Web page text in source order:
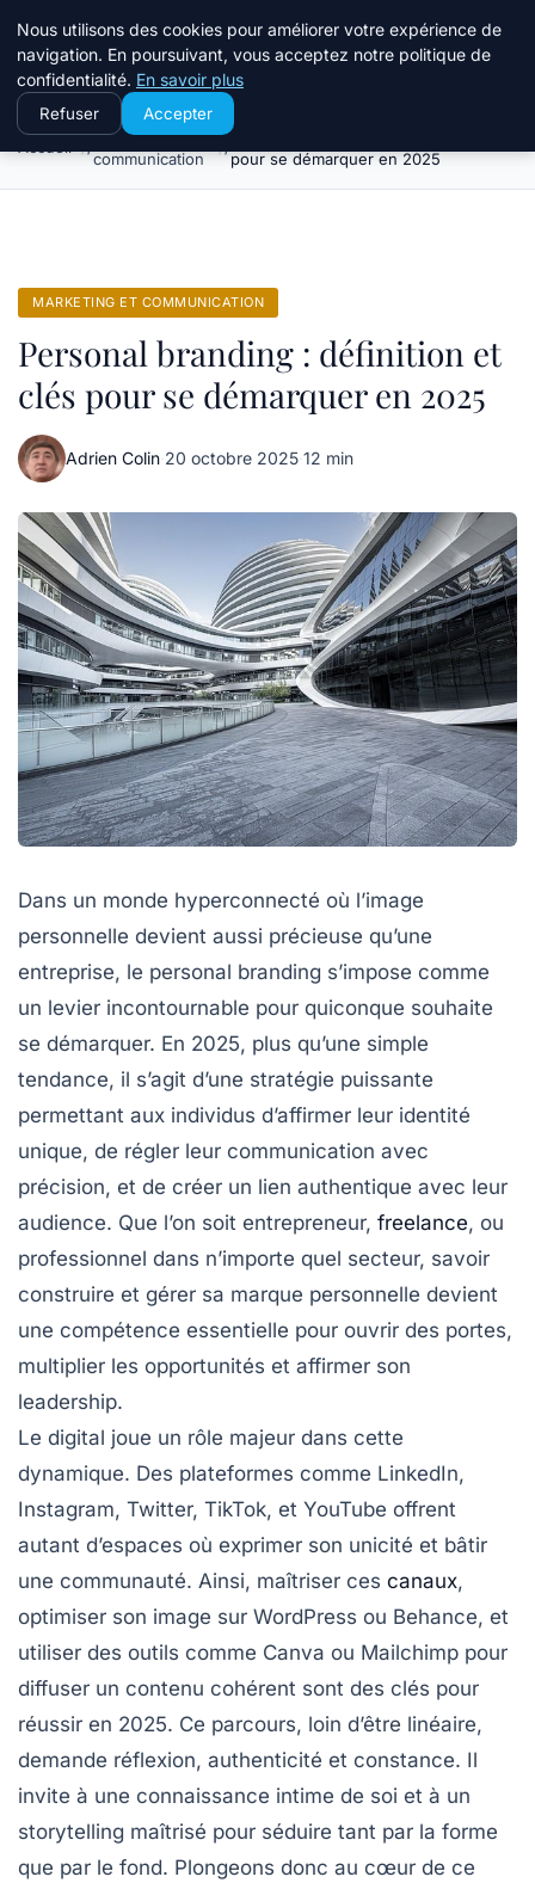
Travail Saisonnier
Marketing et
communication
Personal branding : définition et clés
pour se démarquer en 2025
MARKETING ET COMMUNICATION
Personal branding : définition et
clés pour se démarquer en 2025
Adrien Colin·20 octobre 2025·12 min
Dans un monde hyperconnecté où l’image
personnelle devient aussi précieuse qu’une
entreprise, le personal branding s’impose comme
un levier incontournable pour quiconque souhaite
se démarquer. En 2025, plus qu’une simple
tendance, il s’agit d’une stratégie puissante
permettant aux individus d’affirmer leur identité
unique, de régler leur communication avec
précision, et de créer un lien authentique avec leur
audience. Que l’on soit entrepreneur, freelance, ou
professionnel dans n’importe quel secteur, savoir
construire et gérer sa marque personnelle devient
une compétence essentielle pour ouvrir des portes,
multiplier les opportunités et affirmer son
leadership.
Le digital joue un rôle majeur dans cette
dynamique. Des plateformes comme LinkedIn,
Instagram, Twitter, TikTok, et YouTube offrent
autant d’espaces où exprimer son unicité et bâtir
une communauté. Ainsi, maîtriser ces canaux,
optimiser son image sur WordPress ou Behance, et
utiliser des outils comme Canva ou Mailchimp pour
diffuser un contenu cohérent sont des clés pour
réussir en 2025. Ce parcours, loin d’être linéaire,
demande réflexion, authenticité et constance. Il
invite à une connaissance intime de soi et à un
storytelling maîtrisé pour séduire tant par la forme
que par le fond. Plongeons donc au cœur de ce
Nous utilisons des cookies pour améliorer votre expérience de
navigation. En poursuivant, vous acceptez notre politique de
confidentialité. En savoir plus
Refuser Accepter